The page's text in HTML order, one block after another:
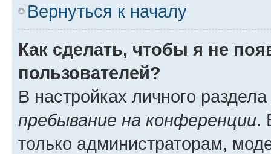
Вернуться к началу
Как сделать, чтобы я не
пользователей?
В настройках личного
пребывание на конференции.
только администраторам,